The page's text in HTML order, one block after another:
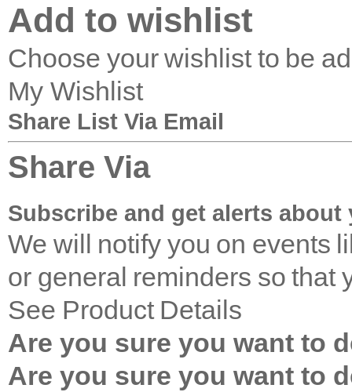
Add to wishlist
Choose your wishlist to be
My Wishlist
Share List Via Email
Share Via
Subscribe and get alerts
We will notify you on events
or general reminders so that
See Product Details
Are you sure you want to
Are you sure you want to